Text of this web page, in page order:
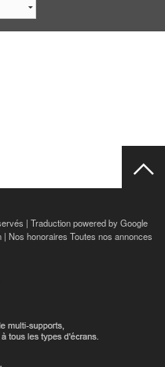
| Traduction powered by Google
| Nos honoraires Toutes nos annonces